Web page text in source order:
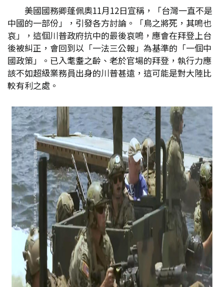
美國國務卿蓬佩奧11月12日宣稱，「台灣一直不是
中國的一部份」，引發各方討論。「鳥之將死，其鳴也
哀」，這個川普政府抗中的最後哀鳴，應會在拜登上台
後被糾正，會回到以「一法三公報」為基準的「一個中
國政策」。已入耄耋之齡、老於官場的拜登，執行力應
該不如超級業務員出身的川普甚遠，這可能是對大陸比
較有利之處。